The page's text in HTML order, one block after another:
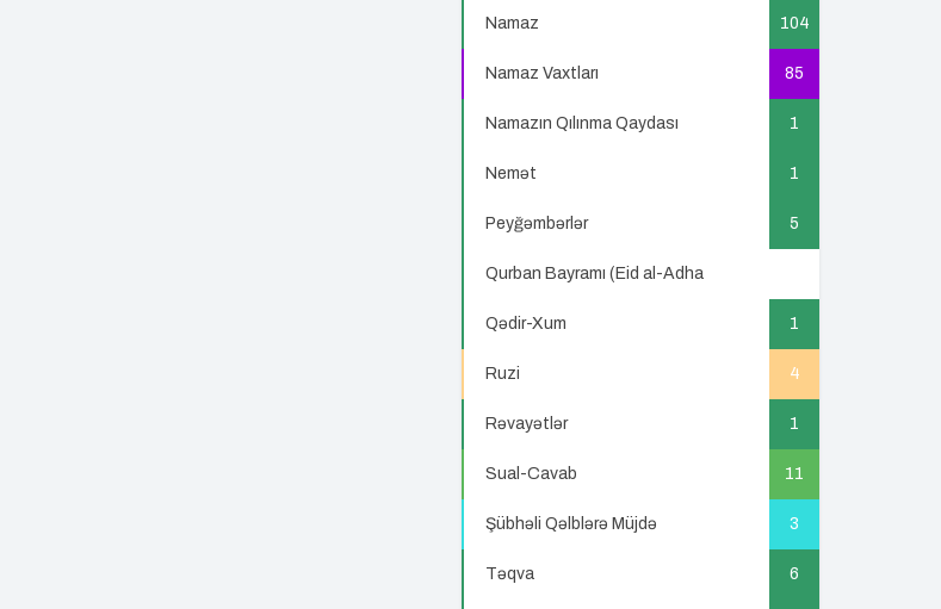
Namaz 104
Namaz Vaxtları 85
Namazın Qılınma Qaydası 1
Nemət 1
Peyğəmbərlər 5
Qurban Bayramı (Eid al-Adha
Qədir-Xum 1
Ruzi 4
Rəvayətlər 1
Sual-Cavab 11
Şübhəli Qəlblərə Müjdə 3
Təqva 6